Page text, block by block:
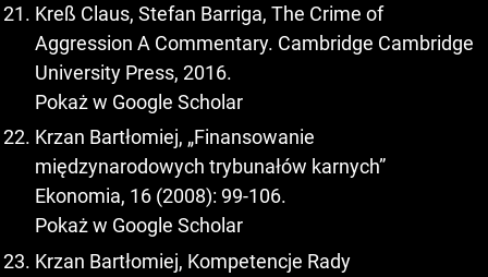
Kreß Claus, Stefan Barriga, The Crime of
Aggression A Commentary. Cambridge Cambridge
University Press, 2016.
Pokaż w Google Scholar
Krzan Bartłomiej, „Finansowanie
międzynarodowych trybunałów karnych”
Ekonomia, 16 (2008): 99-106.
Pokaż w Google Scholar
Krzan Bartłomiej, Kompetencje Rady